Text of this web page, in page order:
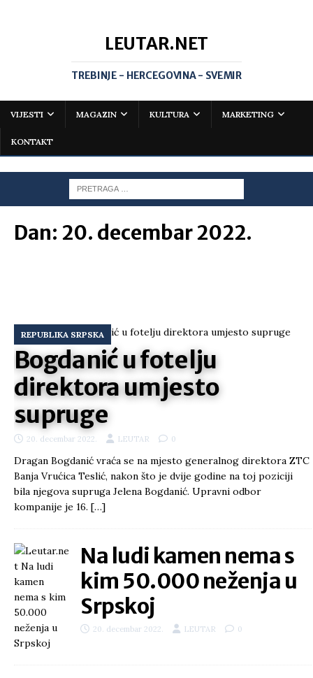
LEUTAR.NET
TREBINJE - HERCEGOVINA - SVEMIR
VIJESTI MAGAZIN KULTURA MARKETING
KONTAKT
Dan: 20. decembar 2022.
REPUBLIKA SRPSKA
Bogdanić u fotelju
direktora umjesto
supruge
20. decembar 2022. LEUTAR 0
Dragan Bogdanić vraća se na mjesto generalnog direktora ZTC
Banja Vrućica Teslić, nakon što je dvije godine na toj poziciji
bila njegova supruga Jelena Bogdanić. Upravni odbor
kompanije je 16. […]
Na ludi kamen nema s
kim 50.000 neženja u
Srpskoj
20. decembar 2022. LEUTAR 0